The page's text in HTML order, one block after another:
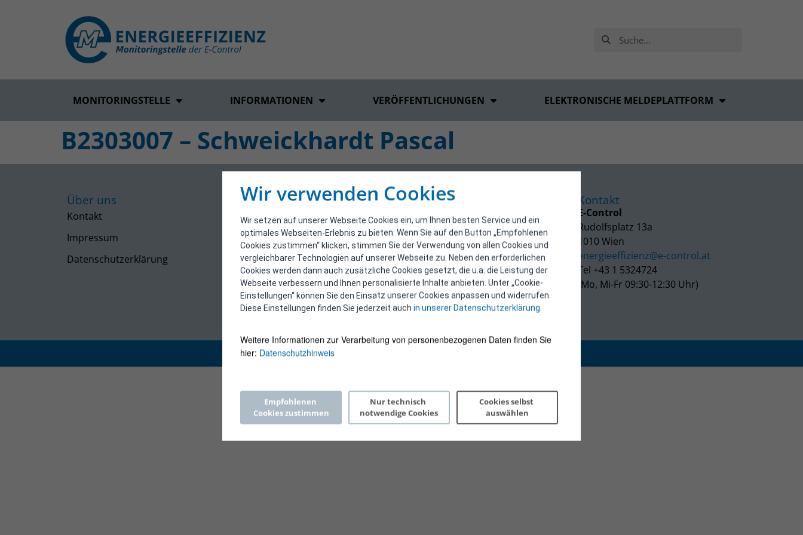
Wir verwenden Cookies
Wir setzen auf unserer Webseite Cookies ein, um Ihnen besten Service und ein
optimales Webseiten-Erlebnis zu bieten. Wenn Sie auf den Button „Empfohlenen
Cookies zustimmen“ klicken, stimmen Sie der Verwendung von allen Cookies und
vergleichbarer Technologien auf unserer Webseite zu. Neben den erforderlichen
Cookies werden dann auch zusätzliche Cookies gesetzt, die u.a. die Leistung der
Webseite verbessern und Ihnen personalisierte Inhalte anbieten. Unter „Cookie-
Einstellungen“ können Sie den Einsatz unserer Cookies anpassen und widerrufen.
Diese Einstellungen finden Sie jederzeit auch in unserer Datenschutzerklärung.
Weitere Informationen zur Verarbeitung von personenbezogenen Daten finden Sie
hier: Datenschutzhinweis
Empfohlenen
Cookies zustimmen
Nur technisch
notwendige Cookies
Cookies selbst
auswählen
MONITORINGSTELLE INFORMATIONEN VERÖFFENTLICHUNGEN ELEKTRONISCHE MELDEPLATTFORM
B2303007 – Schweickhardt Pascal
Über uns
Kontakt
Impressum
Datenschutzerklärung
Kontakt
E-Control
Rudolfsplatz 13a
1010 Wien
energieeffizienz@e-control.at
Tel +43 1 5324724
(Mo, Mi-Fr 09:30-12:30 Uhr)